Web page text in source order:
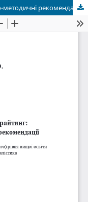
методичні рекомендації